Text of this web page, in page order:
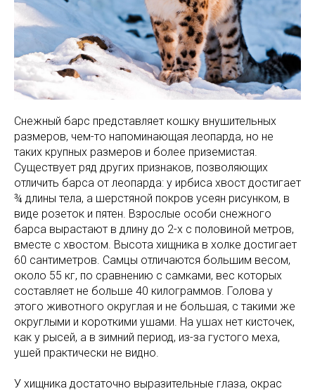
Снежный барс представляет кошку внушительных
размеров, чем-то напоминающая леопарда, но не
таких крупных размеров и более приземистая.
Существует ряд других признаков, позволяющих
отличить барса от леопарда: у ирбиса хвост достигает
¾ длины тела, а шерстяной покров усеян рисунком, в
виде розеток и пятен. Взрослые особи снежного
барса вырастают в длину до 2-х с половиной метров,
вместе с хвостом. Высота хищника в холке достигает
60 сантиметров. Самцы отличаются большим весом,
около 55 кг, по сравнению с самками, вес которых
составляет не больше 40 килограммов. Голова у
этого животного округлая и не большая, с такими же
округлыми и короткими ушами. На ушах нет кисточек,
как у рысей, а в зимний период, из-за густого меха,
ушей практически не видно.
У хищника достаточно выразительные глаза, окрас